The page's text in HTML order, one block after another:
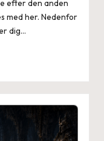
efter den anden
med her. Nedenfor
dig…